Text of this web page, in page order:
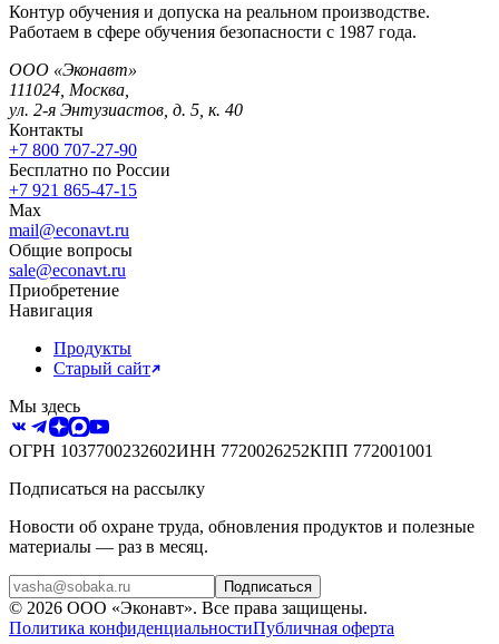
Контур обучения и допуска на реальном производстве.
Работаем в сфере обучения безопасности с 1987 года.
ООО «Эконавт»
111024 Москва
ул. 2-я Энтузиастов, д. 5, к. 40
Контакты
+7 800 707-27-90
Бесплатно по России
+7 921 865-47-15
Max
mail@econavt.ru
Общие вопросы
sale@econavt.ru
Приобретение
Навигация
Продукты
Старый сайт
Мы здесь
ОГРН 1037700232602ИНН 7720026252КПП 772001001
Подписаться на рассылку
Новости об охране труда, обновления продуктов и полезные
материалы — раз в месяц.
Подписаться
© 2026 ООО «Эконавт». Все права защищены.
Политика конфиденциальностиПубличная оферта